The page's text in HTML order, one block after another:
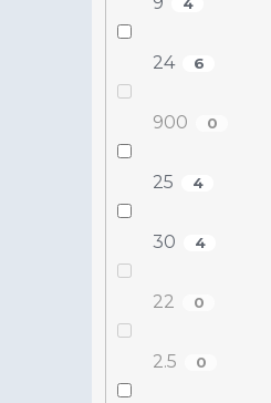
24 6
900 0
25 4
30 4
22 0
2.5 0